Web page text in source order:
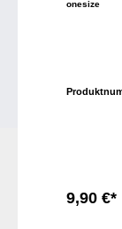
onesize
9,90 €*